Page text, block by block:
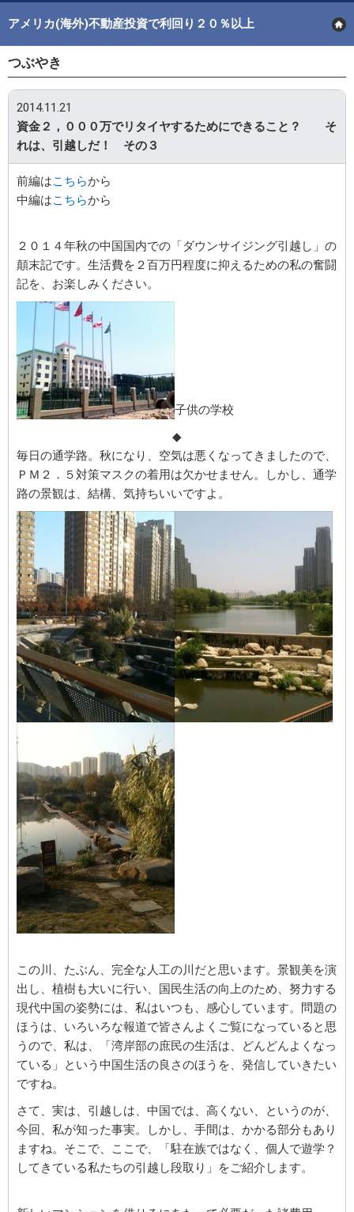
アメリカ(海外)不動産投資で利回り２０％以上
つぶやき
2014.11.21
資金２，０００万でリタイヤするためにできること？ そ
れは、引越しだ！ その３
前編はこちらから
中編はこちらから
２０１４年秋の中国国内での「ダウンサイジング引越し」の
顛末記です。生活費を２百万円程度に抑えるための私の奮闘
記を、お楽しみください。
子供の学校
◆
毎日の通学路。秋になり、空気は悪くなってきましたので、
ＰＭ２．５対策マスクの着用は欠かせません。しかし、通学
路の景観は、結構、気持ちいいですよ。
この川、たぶん、完全な人工の川だと思います。景観美を演
出し、植樹も大いに行い、国民生活の向上のため、努力する
現代中国の姿勢には、私はいつも、感心しています。問題の
ほうは、いろいろな報道で皆さんよくご覧になっていると思
うので、私は、「湾岸部の庶民の生活は、どんどんよくなっ
ている」という中国生活の良さのほうを、発信していきたい
ですね。
さて、実は、引越しは、中国では、高くない、というのが、
今回、私が知った事実。しかし、手間は、かかる部分もあり
ますね。そこで、ここで、「駐在族ではなく、個人で遊学？
してきている私たちの引越し段取り」をご紹介します。